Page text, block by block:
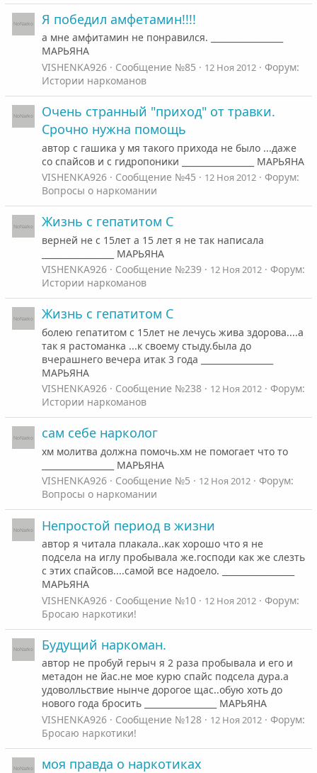
Я победил амфетамин!!!!
а мне амфитамин не понравился. _________________
МАРЬЯНА
VISHENKA926
Сообщение №85 12 Ноя 2012
Форум:
Истории наркоманов
Очень странный "приход" от травки.
Срочно нужна помощь
автор с гашика у мя такого прихода не было ...даже
со спайсов и с гидропоники _________________ МАРЬЯНА
VISHENKA926
Сообщение №45 12 Ноя 2012
Форум:
Вопросы о наркомании
Жизнь с гепатитом С
верней не с 15лет а 15 лет я не так написала
_________________ МАРЬЯНА
VISHENKA926
Сообщение №239 12 Ноя 2012
Форум:
Истории наркоманов
Жизнь с гепатитом С
болею гепатитом с 15лет не лечусь жива здорова....а
так я растоманка ...к своему стыду.была до
вчерашнего вечера итак 3 года _________________
МАРЬЯНА
VISHENKA926
Сообщение №238 12 Ноя 2012
Форум:
Истории наркоманов
сам себе нарколог
хм молитва должна помочь.хм не помогает что то
_________________ МАРЬЯНА
VISHENKA926
Сообщение №5 12 Ноя 2012
Форум:
Вопросы о наркомании
Непростой период в жизни
автор я читала плакала..как хорошо что я не
подсела на иглу пробывала же.господи как же слезть
с этих спайсов....самой все надоело. _________________
МАРЬЯНА
VISHENKA926
Сообщение №10 12 Ноя 2012
Форум:
Бросаю наркотики!
Будущий наркоман.
автор не пробуй герыч я 2 раза пробывала и его и
метадон не йас.не мое курю спайс подсела дура.а
удоволльствие нынче дорогое щас..обую хоть до
нового года бросить _________________ МАРЬЯНА
VISHENKA926
Сообщение №128 12 Ноя 2012
Форум:
Бросаю наркотики!
моя правда о наркотиках